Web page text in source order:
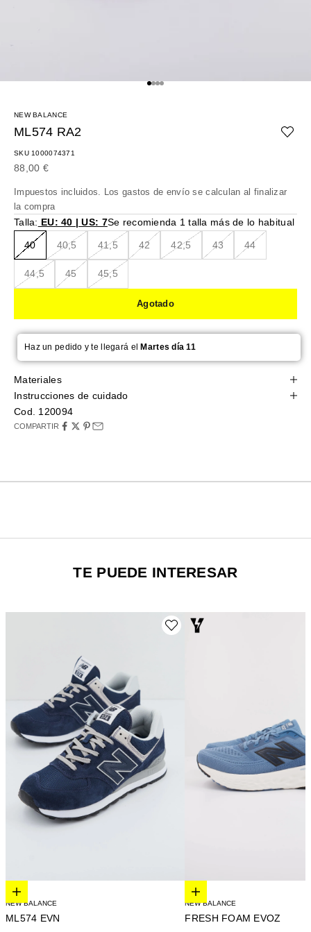
Ir al artículo 1
Ir al artículo 2
Ir al artículo 3
Ir al artículo 4
NEW BALANCE
ML574 RA2
SKU 1000074371
Precio de oferta
88,00 €
Impuestos incluidos. Los gastos de envío se calculan al finalizar
la compra
Talla: EU: 40 | US: 7Se recomienda 1 talla más de lo habitual
40 40,5 41,5 42 42,5 43 44
44,5 45 45,5
Agotado
Haz un pedido y te llegará elMartes día 11
Materiales
Instrucciones de cuidado
Cod. 120094
COMPARTIR
TE PUEDE INTERESAR
Elige opciones
NEW BALANCE
ML574 EVN
Elige opciones
NEW BALANCE
FRESH FOAM EVOZ